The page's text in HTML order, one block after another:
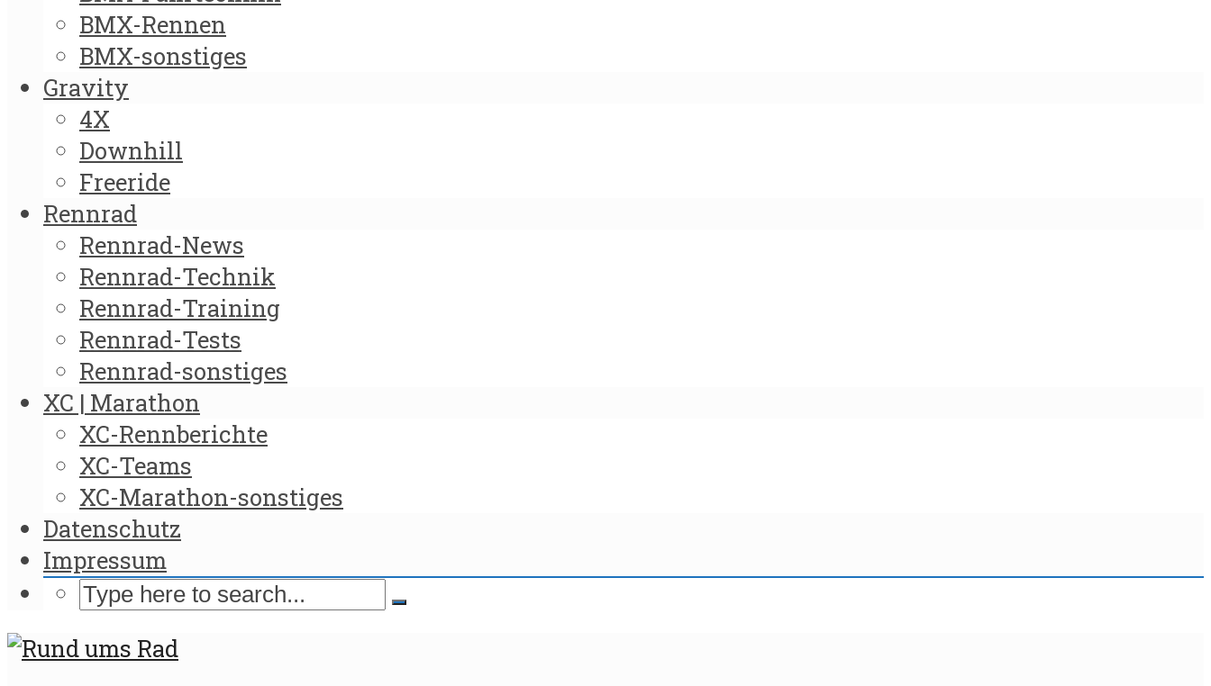
BMX-Rennen
BMX-sonstiges
Gravity
4X
Downhill
Freeride
Rennrad
Rennrad-News
Rennrad-Technik
Rennrad-Training
Rennrad-Tests
Rennrad-sonstiges
XC | Marathon
XC-Rennberichte
XC-Teams
XC-Marathon-sonstiges
Datenschutz
Impressum